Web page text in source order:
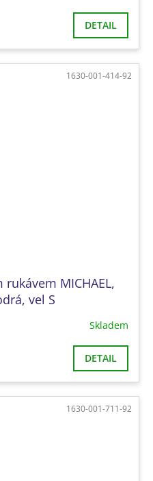
DETAIL
MICHAEL,
vel S
Skladem
DETAIL
1630-001-414-92
1630-001-711-92